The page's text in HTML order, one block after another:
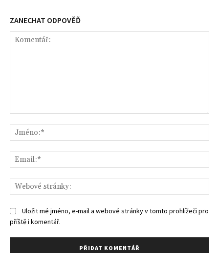
ZANECHAT ODPOVĚĎ
Uložit mé jméno, e-mail a webové stránky v tomto prohlížeči pro
příště i komentář.